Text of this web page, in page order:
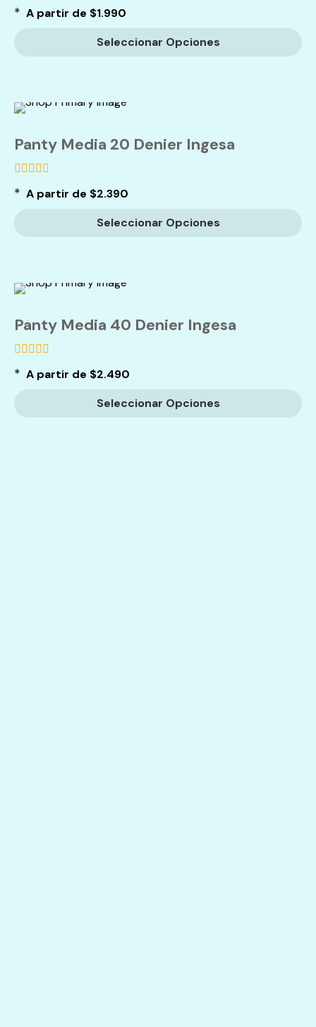
de
* A partir de $1.990
Seleccionar Opciones
Panty Media 20 Denier Ingesa
de
* A partir de $2.390
Seleccionar Opciones
Panty Media 40 Denier Ingesa
de
* A partir de $2.490
Seleccionar Opciones